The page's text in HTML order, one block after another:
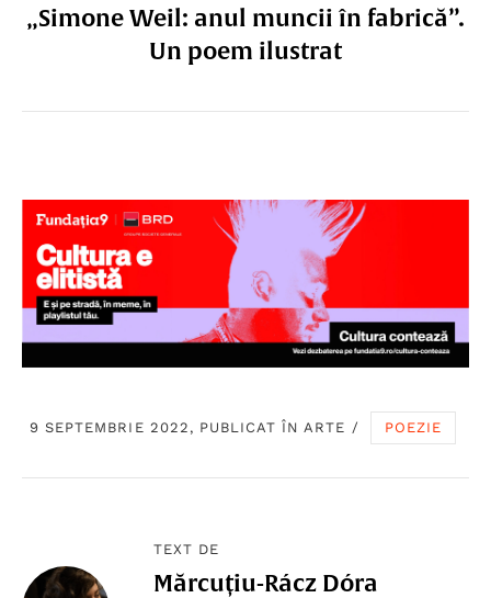
„Simone Weil: anul muncii în fabrică”.
Un poem ilustrat
9 SEPTEMBRIE 2022, PUBLICAT ÎNARTE / POEZIE
TEXT DE
Mărcuțiu-Rácz Dóra